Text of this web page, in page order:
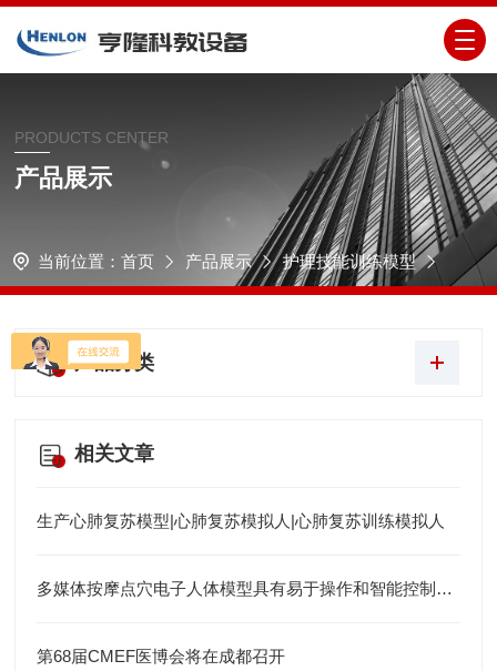
PRODUCTS CENTER
产品展示
当前位置： 首页 产品展示 护理技能训练模型
产品分类
相关文章
生产心肺复苏模型|心肺复苏模拟人|心肺复苏训练模拟人
多媒体按摩点穴电子人体模型具有易于操作和智能控制的特点
第68届CMEF医博会将在成都召开